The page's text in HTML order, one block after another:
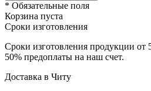
* Обязательные поля
Корзина пуста
Сроки изготовления
Сроки изготовления продукции от
50% предоплаты на наш счет.
Доставка в Читу